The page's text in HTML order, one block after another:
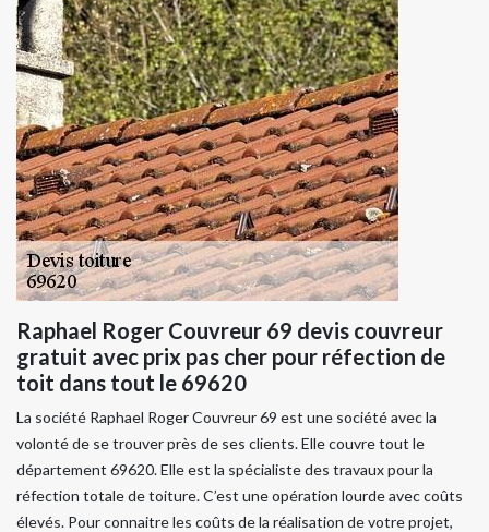
Raphael Roger Couvreur 69 devis couvreur
gratuit avec prix pas cher pour réfection de
toit dans tout le 69620
La société Raphael Roger Couvreur 69 est une société avec la
volonté de se trouver près de ses clients. Elle couvre tout le
département 69620. Elle est la spécialiste des travaux pour la
réfection totale de toiture. C’est une opération lourde avec coûts
élevés. Pour connaitre les coûts de la réalisation de votre projet,